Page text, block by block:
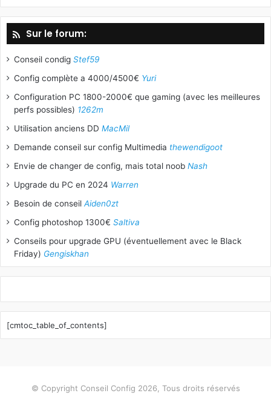
Sur le forum:
Conseil condig Stef59
Config complète a 4000/4500€ Yuri
Configuration PC 1800-2000€ que gaming (avec les meilleures
perfs possibles) 1262m
Utilisation anciens DD MacMil
Demande conseil sur config Multimedia thewendigoot
Envie de changer de config, mais total noob Nash
Upgrade du PC en 2024 Warren
Besoin de conseil Aiden0zt
Config photoshop 1300€ Saltiva
Conseils pour upgrade GPU (éventuellement avec le Black
Friday) Gengiskhan
[cmtoc_table_of_contents]
© Copyright Conseil Config 2026, Tous droits réservés